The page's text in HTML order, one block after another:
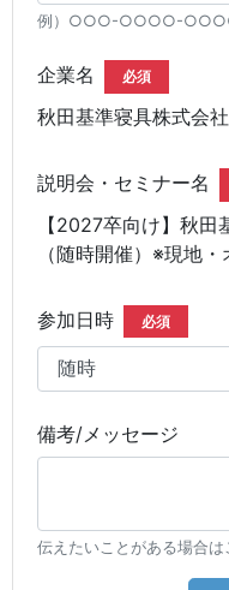
例）○○○-○○○○-
企業名 必須
秋田基準寝具株式会社
説明会・セミナー名
【2027卒向け】秋
（随時開催）※現地
参加日時 必須
備考/メッセージ
伝えたいことがある場合